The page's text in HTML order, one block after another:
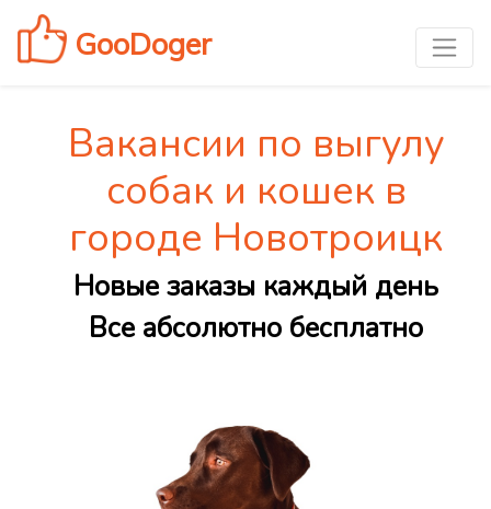
GooDoger
Вакансии по выгулу
собак и кошек в
городе Новотроицк
Новые заказы каждый день
Все абсолютно бесплатно